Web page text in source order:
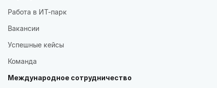
Работа в ИТ-парк
Вакансии
Успешные кейсы
Команда
Международное сотрудничество